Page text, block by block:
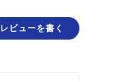
レビューを書く